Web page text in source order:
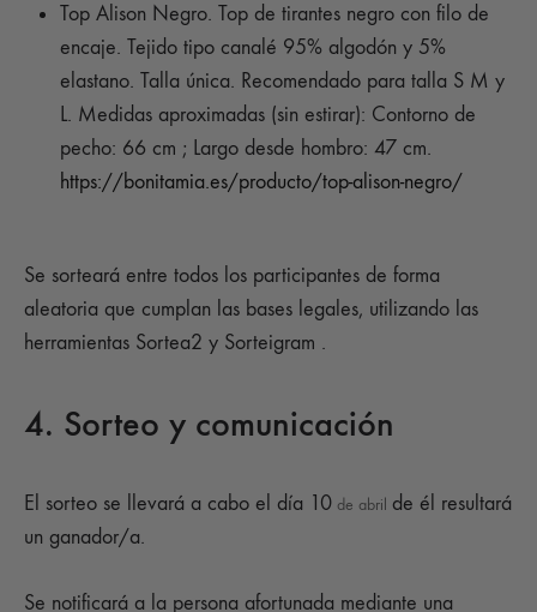
Top Alison Negro. Top de tirantes negro con filo de
encaje. Tejido tipo canalé 95% algodón y 5%
elastano. Talla única. Recomendado para talla S M y
L. Medidas aproximadas (sin estirar): Contorno de
pecho: 66 cm ; Largo desde hombro: 47 cm.
https://bonitamia.es/producto/top-alison-negro/
Se sorteará entre todos los participantes de forma
aleatoria que cumplan las bases legales, utilizando las
herramientas Sortea2 y Sorteigram .
4. Sorteo y comunicación
El sorteo se llevará a cabo el día 10 de abril de él resultará
un ganador/a.
Se notificará a la persona afortunada mediante una